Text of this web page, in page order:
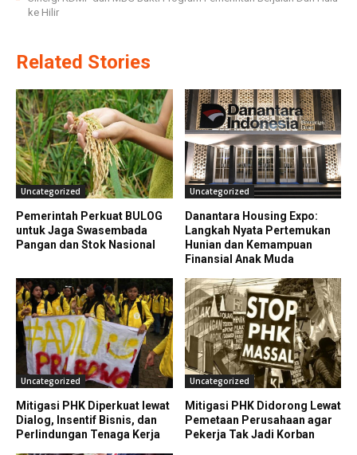
ke Hilir
Related Stories
Uncategorized
Pemerintah Perkuat BULOG
untuk Jaga Swasembada
Pangan dan Stok Nasional
Uncategorized
Danantara Housing Expo:
Langkah Nyata Pertemukan
Hunian dan Kemampuan
Finansial Anak Muda
Uncategorized
Mitigasi PHK Diperkuat lewat
Dialog, Insentif Bisnis, dan
Perlindungan Tenaga Kerja
Uncategorized
Mitigasi PHK Didorong Lewat
Pemetaan Perusahaan agar
Pekerja Tak Jadi Korban